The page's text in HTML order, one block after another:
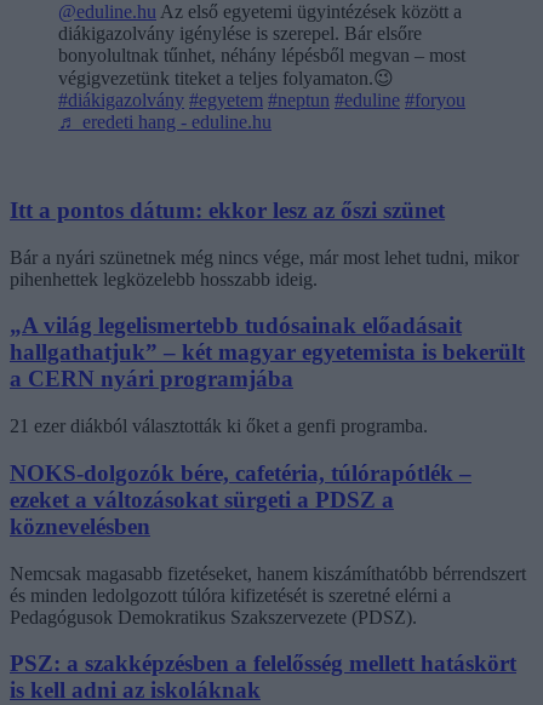
@eduline.hu Az első egyetemi ügyintézések között a
diákigazolvány igénylése is szerepel. Bár elsőre
bonyolultnak tűnhet, néhány lépésből megvan – most
végigvezetünk titeket a teljes folyamaton.😉
#diákigazolvány #egyetem #neptun #eduline #foryou
♬ eredeti hang - eduline.hu
Itt a pontos dátum: ekkor lesz az őszi szünet
Bár a nyári szünetnek még nincs vége, már most lehet tudni, mikor
pihenhettek legközelebb hosszabb ideig.
„A világ legelismertebb tudósainak előadásait
hallgathatjuk” – két magyar egyetemista is bekerült
a CERN nyári programjába
21 ezer diákból választották ki őket a genfi programba.
NOKS-dolgozók bére, cafetéria, túlórapótlék –
ezeket a változásokat sürgeti a PDSZ a
köznevelésben
Nemcsak magasabb fizetéseket, hanem kiszámíthatóbb bérrendszert
és minden ledolgozott túlóra kifizetését is szeretné elérni a
Pedagógusok Demokratikus Szakszervezete (PDSZ).
PSZ: a szakképzésben a felelősség mellett hatáskört
is kell adni az iskoláknak